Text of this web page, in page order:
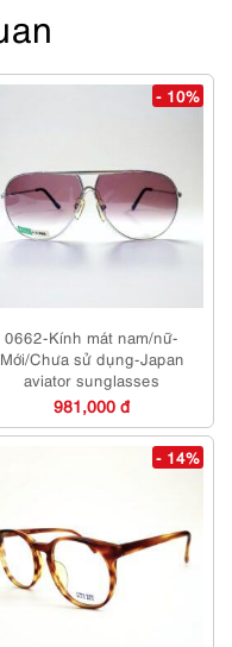
- 10%
0662-Kính mát nam/nữ-
Mới/Chưa sử dụng-Japan
aviator sunglasses
981,000 đ
- 14%